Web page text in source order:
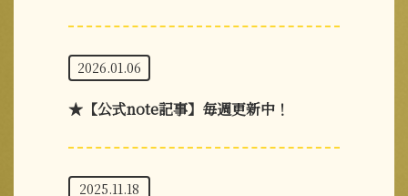
2026.01.06
★【公式note記事】毎週更新中！
2025.11.18